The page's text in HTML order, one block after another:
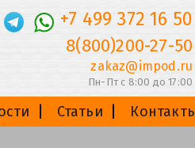
+7 499 372 16 50
8(800)200-27-50
zakaz@impod.ru
Пн-Пт с 8:00 до 17:00
Статьи